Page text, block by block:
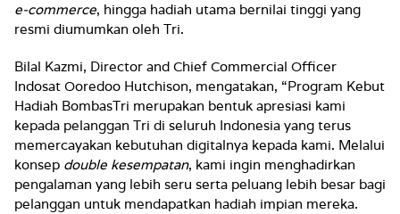
e-commerce, hingga hadiah utama bernilai tinggi yang
resmi diumumkan oleh Tri.
Bilal Kazmi, Director and Chief Commercial Officer
Indosat Ooredoo Hutchison, mengatakan, “Program Kebut
Hadiah BombasTri merupakan bentuk apresiasi kami
kepada pelanggan Tri di seluruh Indonesia yang terus
memercayakan kebutuhan digitalnya kepada kami. Melalui
konsep double kesempatan, kami ingin menghadirkan
pengalaman yang lebih seru serta peluang lebih besar bagi
pelanggan untuk mendapatkan hadiah impian mereka.